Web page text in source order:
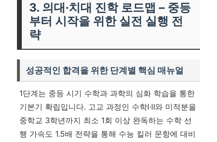
3. 의대·치대 진학 로드맵 – 중등
부터 시작을 위한 실전 실행 전
략
성공적인 합격을 위한 단계별 핵심 매뉴얼
1단계는 중등 시기 수학과 과학의 심화 학습을 통한
기본기 확립입니다. 고교 과정인 수학Ⅰ·Ⅱ와 미적분을
중학교 3학년까지 최소 1회 이상 완독하는 수학 선
행 가속도 1.5배 전략을 통해 수능 킬러 문항에 대비